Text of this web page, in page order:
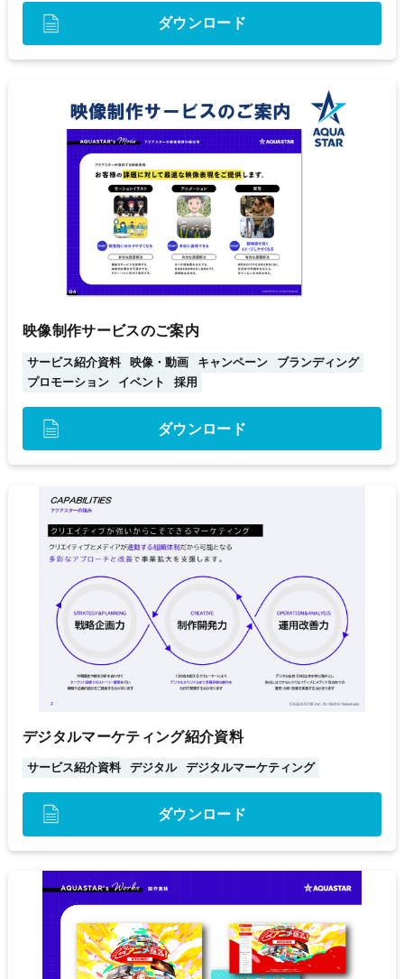
ダウンロード
映像制作サービスのご案内
サービス紹介資料 映像・動画 キャンペーン
ブランディング
プロモーション
イベント 採用
ダウンロード
デジタルマーケティング紹介資料
サービス紹介資料 デジタル デジタルマーケティング
ダウンロード